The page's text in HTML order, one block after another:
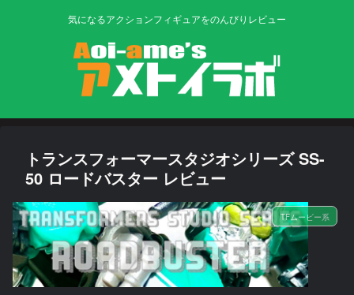
気になるアクションフィギュアをのんびりレビュー
トランスフォーマースタジオシリーズ SS-
50 ロードバスター レビュー
TFムービー系